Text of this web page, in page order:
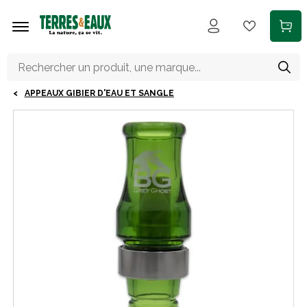
APPEAUX GIBIER D'EAU ET SANGLE